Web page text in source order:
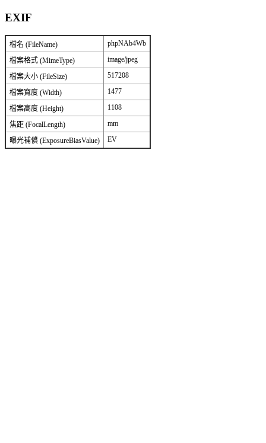
EXIF
檔名 (FileName) phpNAb4Wb
檔案格式 (MimeType) image/jpeg
檔案大小 (FileSize) 517208
檔案寬度 (Width) 1477
檔案高度 (Height) 1108
焦距 (FocalLength) mm
曝光補償 (ExposureBiasValue) EV